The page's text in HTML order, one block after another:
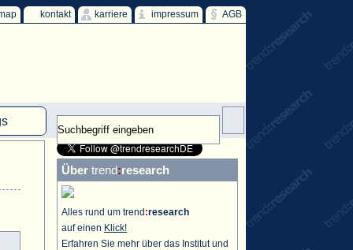
AGB
impressum
karriere
kontakt
Über trend:research
Alles rund um trend :research
auf einen Klick!
Erfahren Sie mehr über das Institut und